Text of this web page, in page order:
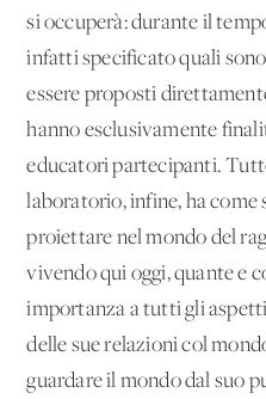
si occuperà: durante il
infatti specificato quali
essere proposti
hanno esclusivamente
educatori partecipanti.
laboratorio, infine, ha
proiettare nel mondo del
vivendo qui oggi, quante e
importanza a tutti gli
delle sue relazioni col
guardare il mondo dal suo